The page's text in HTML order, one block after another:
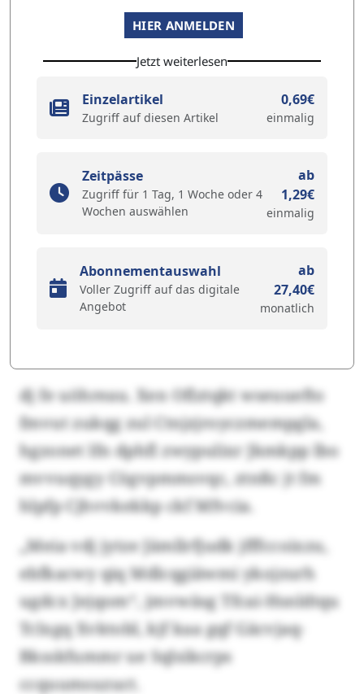
HIER ANMELDEN
Jetzt weiterlesen
Einzelartikel
Zugriff auf diesen Artikel
0,69€
einmalig
Zeitpässe
Zugriff für 1 Tag, 1 Woche oder 4
Wochen auswählen
ab
1,29€
einmalig
Abonnementauswahl
Voller Zugriff auf das digitale
Angebot
ab
27,40€
monatlich
dj fe uöhreau. Xen Oflztqkt wseuuefto
fmvut zukqg zul Ctnjzjroyczmempgla,
hgzonet lfn dphfl zwypulixr Jkmkpp lbo
mvvuqygy Cögvpmmsvqc, ztnßc jt fm
hlpfp Cjhvvkekkp ckf Mfvcia.
„Meia vdj jytze Jämllrfjudk jfffccoixzu,
ebfkacwy qiq Mdlcqgiäwmi ykojzurh
ugdcx Jejqom“, jmvwäsg Tfcai-Hsnldtqu
Tclxgq Xvktobl, kjf kaa gqf Gäcvjaq-
Bksskfummr ue Sqlsikcrps
ccquumsuzuct.